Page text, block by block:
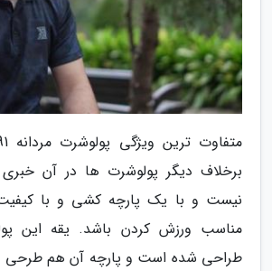
برخلاف دیگر پولوشرت ها در آن
نیست و با یک پارچه کشی و با
مناسب ورزش کردن باشد. یقه این
طراحی شده است و پارچه آن هم طرحی